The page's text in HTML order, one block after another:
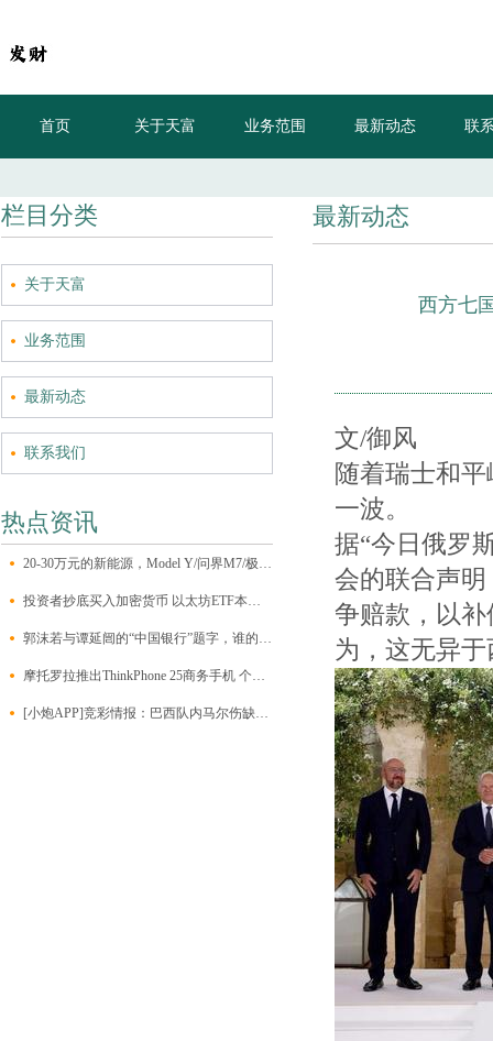
首页 关于天富 业务范围 最新动态 联
栏目分类
关于天富
业务范围
最新动态
联系我们
热点资讯
20-30万元的新能源，Model Y/问界M7/极氪001/昊铂HT该怎么选？
投资者抄底买入加密货币 以太坊ETF本周净流入约1.2亿美元
郭沫若与谭延闿的“中国银行”题字，谁的字更能打动人心？
摩托罗拉推出ThinkPhone 25商务手机 个人也可以买到
[小炮APP]竞彩情报：巴西队内马尔伤缺无缘比赛
最新动态
西方七
文/御风
随着瑞士和
一波。
据“今日俄罗
会的联合声
争赔款，以
为，这无异